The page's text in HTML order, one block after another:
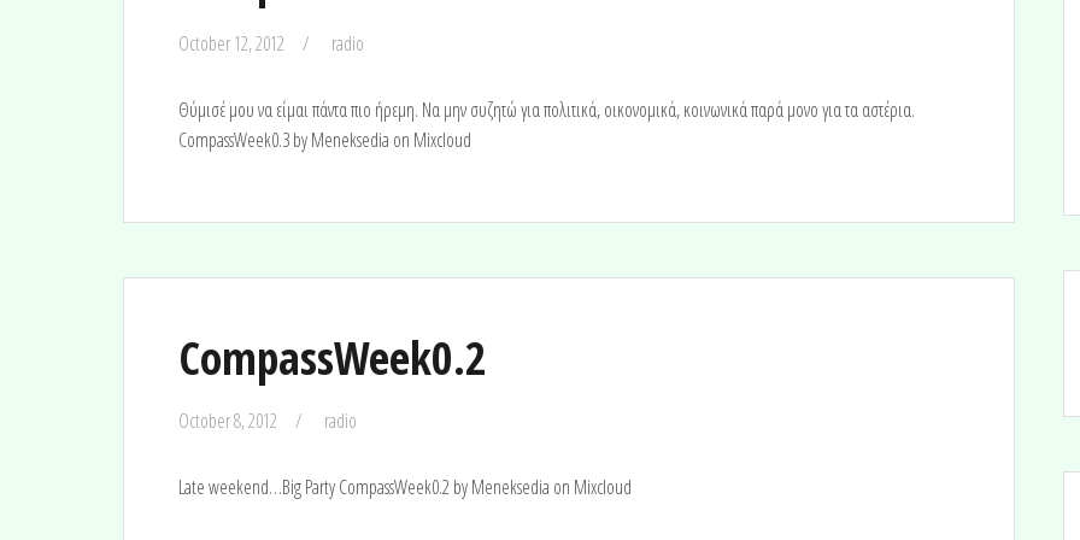
October 12, 2012 radio
Θύμισέ μου να είμαι πάντα πιο ήρεμη. Να μην συζητώ για πολιτικά, οικονομικά, κοινωνικά παρά μονο για τα αστέρια.
CompassWeek0.3 by Meneksedia on Mixcloud
CompassWeek0.2
October 8, 2012 radio
Late weekend…Big Party CompassWeek0.2 by Meneksedia on Mixcloud